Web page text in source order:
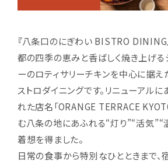
『八条口のにぎわい BISTRO DINING
都の四季の恵みと香ばしく焼き上げる
ーのロティサリーチキンを中心に据え
ストロダイニングです。リニューアル
れた店名「ORANGE TERRACE
む八条の地にあふれる“灯り”“活気”“
着想を得ました。
日常の食事から特別なひとときまで、